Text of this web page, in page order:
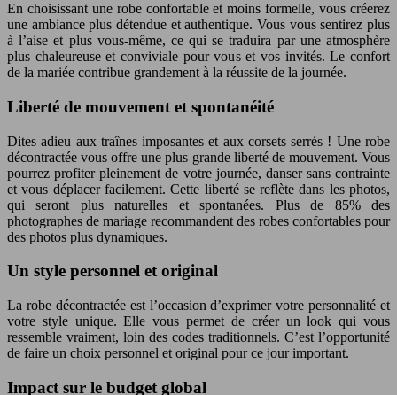
En choisissant une robe confortable et moins formelle, vous créerez
une ambiance plus détendue et authentique. Vous vous sentirez plus
à l’aise et plus vous-même, ce qui se traduira par une atmosphère
plus chaleureuse et conviviale pour vous et vos invités. Le confort
de la mariée contribue grandement à la réussite de la journée.
Liberté de mouvement et spontanéité
Dites adieu aux traînes imposantes et aux corsets serrés ! Une robe
décontractée vous offre une plus grande liberté de mouvement. Vous
pourrez profiter pleinement de votre journée, danser sans contrainte
et vous déplacer facilement. Cette liberté se reflète dans les photos,
qui seront plus naturelles et spontanées. Plus de 85% des
photographes de mariage recommandent des robes confortables pour
des photos plus dynamiques.
Un style personnel et original
La robe décontractée est l’occasion d’exprimer votre personnalité et
votre style unique. Elle vous permet de créer un look qui vous
ressemble vraiment, loin des codes traditionnels. C’est l’opportunité
de faire un choix personnel et original pour ce jour important.
Impact sur le budget global